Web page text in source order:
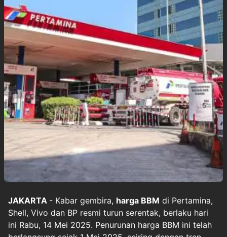
JAKARTA - Kabar gembira, harga BBM di Pertamina,
Shell, Vivo dan BP resmi turun serentak, berlaku hari
ini Rabu, 14 Mei 2025. Penurunan harga BBM ini telah